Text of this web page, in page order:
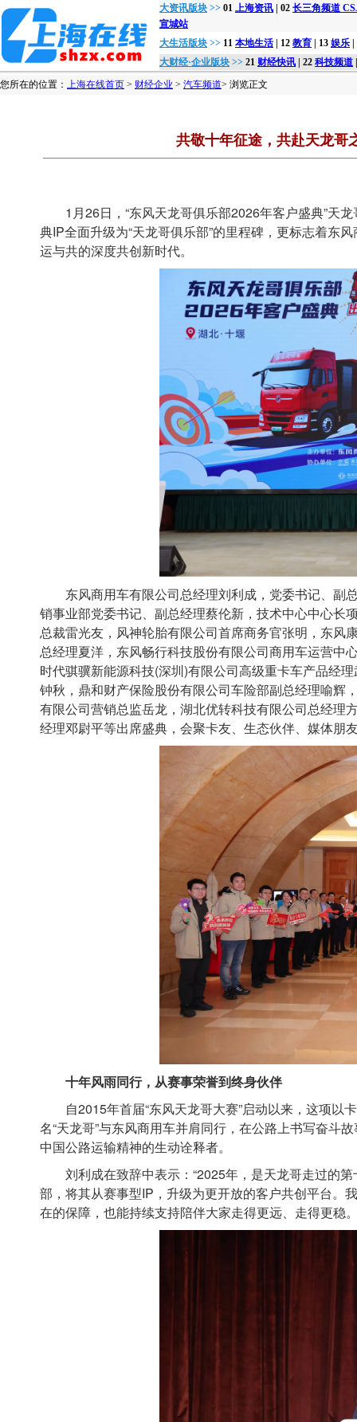
大资讯版块 >> 01 上海资讯 | 02 长三角频道
宣城站
大生活版块 >> 11 本地生活 | 12 教育 | 13 娱乐
大财经·企业版块 >> 21 财经快讯 | 22 科技频道
您所在的位置： 上海在线首页 > 财经企业 > 汽车频道> 浏览正文
共敬十年征途，共赴天龙
1月26日，“东风天龙哥俱乐部2026年客户盛典”天龙
典IP全面升级为“天龙哥俱乐部”的里程碑，更标志着东
运与共的深度共创新时代。
东风商用车有限公司总经理刘利成，党委书记、副
销事业部党委书记、副总经理蔡伦新，技术中心中心长
总裁雷光友，风神轮胎有限公司首席商务官张明，东风
总经理夏洋，东风畅行科技股份有限公司商用车运营中
时代骐骥新能源科技(深圳)有限公司高级重卡车产品经
钟秋，鼎和财产保险股份有限公司车险部副总经理喻辉
有限公司营销总监岳龙，湖北优转科技有限公司总经理
经理邓尉平等出席盛典，会聚卡友、生态伙伴、媒体朋
十年风雨同行，从赛事荣誉到终身伙伴
自2015年首届“东风天龙哥大赛”启动以来，这项以
名“天龙哥”与东风商用车并肩同行，在公路上书写奋斗
中国公路运输精神的生动诠释者。
刘利成在致辞中表示：“2025年，是天龙哥走过的第
部，将其从赛事型IP，升级为更开放的客户共创平台。
在的保障，也能持续支持陪伴大家走得更远、走得更稳